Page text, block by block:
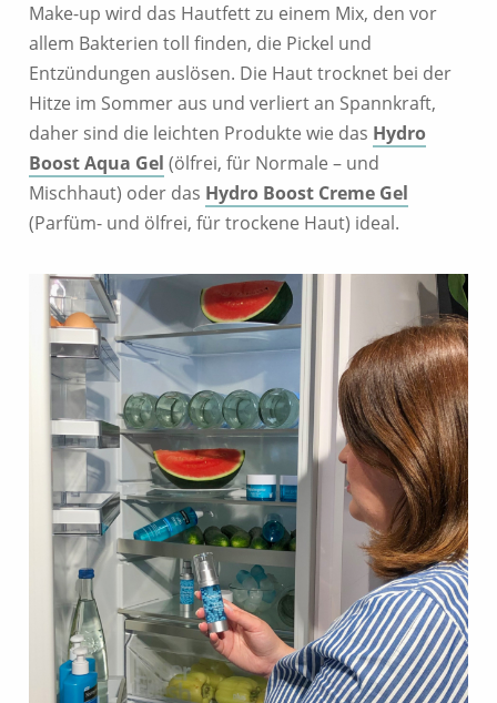
Make-up wird das Hautfett zu einem Mix, den vor
allem Bakterien toll finden, die Pickel und
Entzündungen auslösen. Die Haut trocknet bei der
Hitze im Sommer aus und verliert an Spannkraft,
daher sind die leichten Produkte wie das Hydro
Boost Aqua Gel (ölfrei, für Normale – und
Mischhaut) oder das Hydro Boost Creme Gel
(Parfüm- und ölfrei, für trockene Haut) ideal.